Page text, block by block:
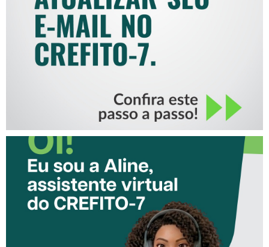
MAIL NO CREFITO-7
CONHEÇA A ‘ALINE’,
ASSISTENTE VIRTUAL DO